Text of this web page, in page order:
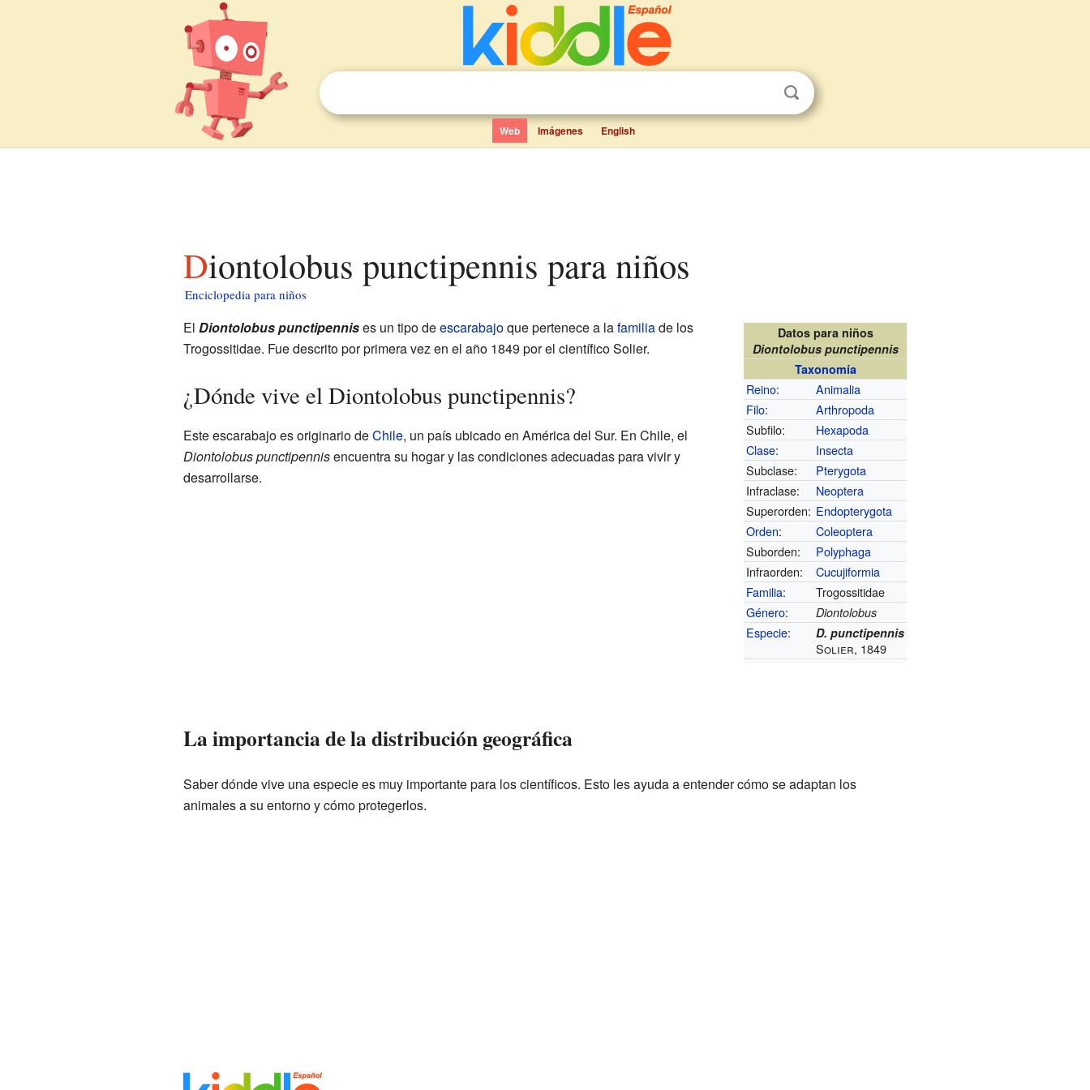
Web Imágenes English
Diontolobus punctipennis para niños
Enciclopedia para niños
Datos para niños
Diontolobus punctipennis
Taxonomía
Reino:
Animalia
Filo:
Arthropoda
Subfilo:
Hexapoda
Clase:
Insecta
Subclase:
Pterygota
Infraclase:
Neoptera
Superorden: Endopterygota
Orden:
Coleoptera
Suborden:
Polyphaga
Infraorden:
Cucujiformia
Familia:
Trogossitidae
Género: Diontolobus
Especie: D. punctipennis
Solier, 1849
El Diontolobus punctipennises un tipo deescarabajoque pertenece a lafamiliade los
Trogossitidae. Fue descrito por primera vez en el año 1849 por el científico Solier.
¿Dónde vive el Diontolobus punctipennis?
Este escarabajo es originario deChile, un país ubicado en América del Sur. En Chile, el
Diontolobus punctipennisencuentra su hogar y las condiciones adecuadas para vivir y
desarrollarse.
La importancia de la distribución geográfica
Saber dónde vive una especie es muy importante para los científicos. Esto les ayuda a entender cómo se adaptan los
animales a su entorno y cómo protegerlos.